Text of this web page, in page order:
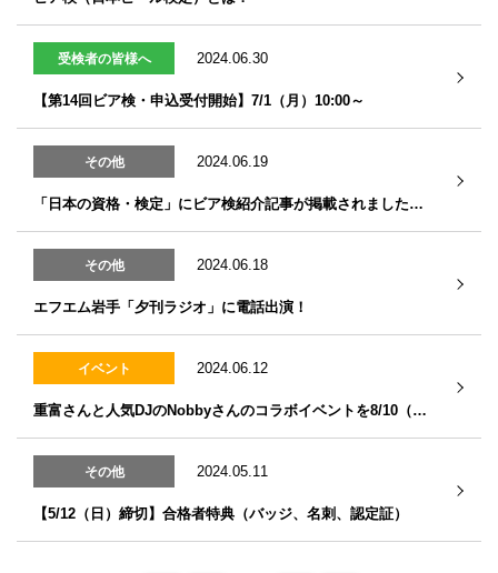
受検者の皆様へ 2024.06.30
【第14回ビア検・申込受付開始】7/1（月）10:00～
その他 2024.06.19
「日本の資格・検定」にビア検紹介記事が掲載されました！「ビールの世界がグッと広がる『ビア検』の試験内容や活用法を紐解く！」
その他 2024.06.18
エフエム岩手「夕刊ラジオ」に電話出演！
イベント 2024.06.12
重富さんと人気DJのNobbyさんのコラボイベントを8/10（土）に開催！
その他 2024.05.11
【5/12（日）締切】合格者特典（バッジ、名刺、認定証）